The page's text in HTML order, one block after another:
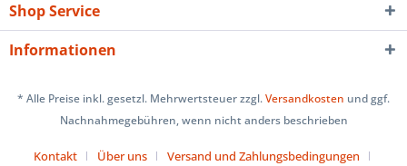
Shop Service
Informationen
* Alle Preise inkl. gesetzl. Mehrwertsteuer zzgl.Versandkosten und ggf.
Nachnahmegebühren, wenn nicht anders beschrieben
Kontakt Über uns
Versand und Zahlungsbedingungen